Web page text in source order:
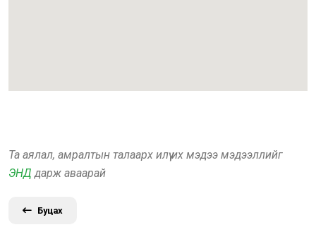
Та аялал, амралтын талаарх илүү их мэдээ мэдээллийг
ЭНД дарж аваарай
Буцах